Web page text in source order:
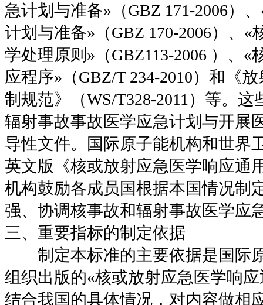
急计划与准备»（GBZ 171-2006）
计划与准备»（GBZ 170-2006）、
学处理原则»（GBZ113-2006 ）、«
应程序»（GBZ/T 234-2010）和《
制规范》（WS/T328-2011）等。
辐射事故事故医学应急计划与开展
导性文件。国际原子能机构和世界
英文版《核或放射应急医学响应通
机构鼓励各成员国根据本国情况制
强、协调核事故和辐射事故医学应
三、重要指标的制定依据
制定本标准的主要依据是国际
组织出版的«核或放射应急医学响
结合我国的具体情况，对内容做相